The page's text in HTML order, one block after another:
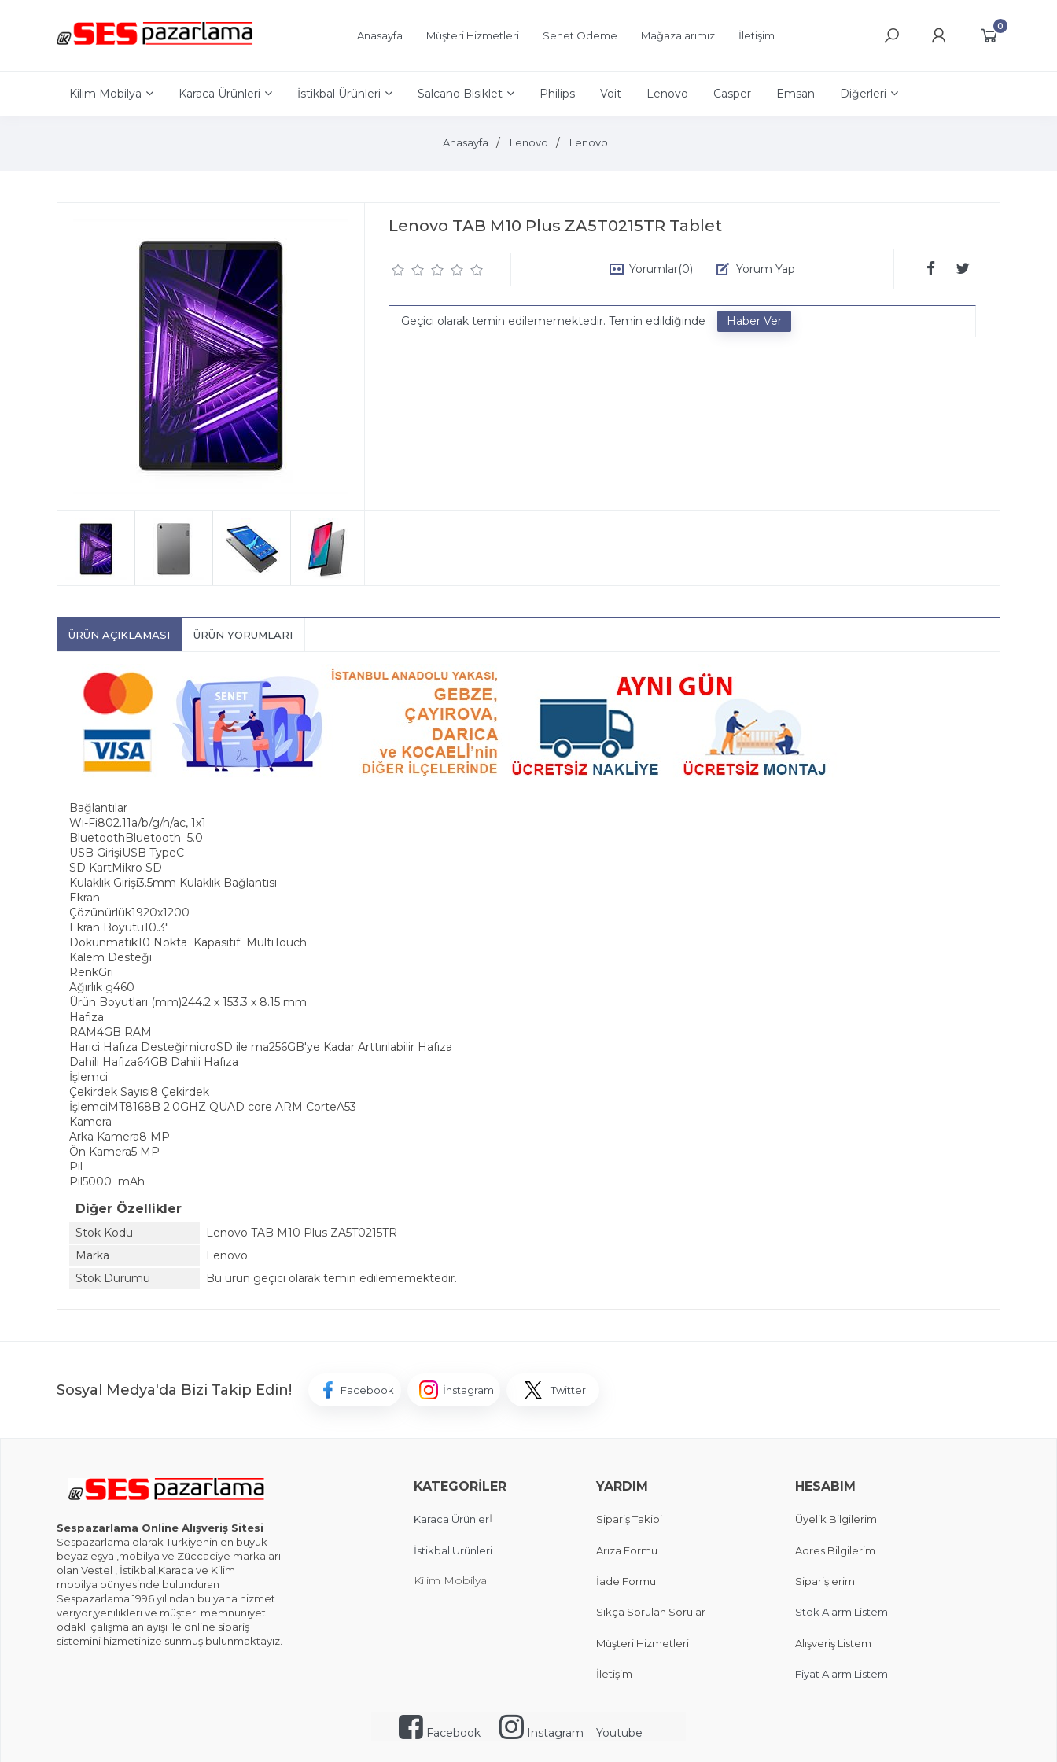
Anasayfa Müşteri Hizmetleri Senet Ödeme Mağazalarımız İletişim
0
Kilim Mobilya Karaca Ürünleri İstikbal Ürünleri Salcano Bisiklet Philips Voit Lenovo Casper Emsan Diğerleri
Anasayfa Lenovo Lenovo
Lenovo TAB M10 Plus ZA5T0215TR Tablet
Yorumlar(0) Yorum Yap
Geçici olarak temin edilememektedir. Temin edildiğinde
ÜRÜN AÇIKLAMASI ÜRÜN YORUMLARI
Bağlantılar
Wi-Fi802.11a/b/g/n/ac, 1x1
BluetoothBluetooth 5.0
USB GirişiUSB TypeC
SD KartMikro SD
Kulaklık Girişi3.5mm Kulaklık Bağlantısı
Ekran
Çözünürlük1920x1200
Ekran Boyutu10.3"
Dokunmatik10 Nokta Kapasitif MultiTouch
Kalem Desteği
RenkGri
Ağırlık g460
Ürün Boyutları (mm)244.2 x 153.3 x 8.15 mm
Hafıza
RAM4GB RAM
Harici Hafıza DesteğimicroSD ile ma256GB'ye Kadar Arttırılabilir Hafıza
Dahili Hafıza64GB Dahili Hafıza
İşlemci
Çekirdek Sayısı8 Çekirdek
İşlemciMT8168B 2.0GHZ QUAD core ARM CorteA53
Kamera
Arka Kamera8 MP
Ön Kamera5 MP
Pil
Pil5000 mAh
Diğer Özellikler
Stok Kodu
Lenovo TAB M10 Plus ZA5T0215TR
Marka
Lenovo
Stok Durumu
Bu ürün geçici olarak temin edilememektedir.
Sosyal Medya'da Bizi Takip Edin! Facebook İnstagram Twitter
Sespazarlama Online Alışveriş Sitesi
Sespazarlama olarak Türkiyenin en büyük
beyaz eşya ,mobilya ve Züccaciye markaları
olan Vestel , İstikbal,Karaca ve Kilim
mobilya bünyesinde bulunduran
Sespazarlama 1996 yılından bu yana hizmet
veriyor,yenilikleri ve müşteri memnuniyeti
odaklı çalışma anlayışı ile online sipariş
sistemini hizmetinize sunmuş bulunmaktayız.
KATEGORİLER
Karaca Ürünlerİ
İstikbal Ürünleri
Kilim Mobilya
YARDIM
Sipariş Takibi
Arıza Formu
İade Formu
Sıkça Sorulan Sorular
Müşteri Hizmetleri
İletişim
HESABIM
Üyelik Bilgilerim
Adres Bilgilerim
Siparişlerim
Stok Alarm Listem
Alışveriş Listem
Fiyat Alarm Listem
Facebook Instagram Youtube